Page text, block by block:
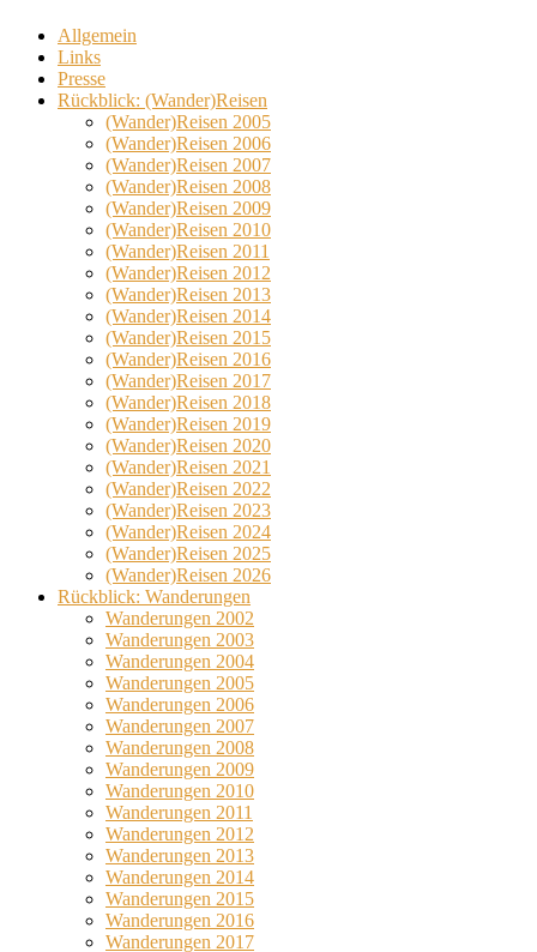
Allgemein
Links
Presse
Rückblick: (Wander)Reisen
(Wander)Reisen 2005
(Wander)Reisen 2006
(Wander)Reisen 2007
(Wander)Reisen 2008
(Wander)Reisen 2009
(Wander)Reisen 2010
(Wander)Reisen 2011
(Wander)Reisen 2012
(Wander)Reisen 2013
(Wander)Reisen 2014
(Wander)Reisen 2015
(Wander)Reisen 2016
(Wander)Reisen 2017
(Wander)Reisen 2018
(Wander)Reisen 2019
(Wander)Reisen 2020
(Wander)Reisen 2021
(Wander)Reisen 2022
(Wander)Reisen 2023
(Wander)Reisen 2024
(Wander)Reisen 2025
(Wander)Reisen 2026
Rückblick: Wanderungen
Wanderungen 2002
Wanderungen 2003
Wanderungen 2004
Wanderungen 2005
Wanderungen 2006
Wanderungen 2007
Wanderungen 2008
Wanderungen 2009
Wanderungen 2010
Wanderungen 2011
Wanderungen 2012
Wanderungen 2013
Wanderungen 2014
Wanderungen 2015
Wanderungen 2016
Wanderungen 2017